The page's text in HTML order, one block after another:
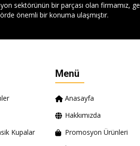
sektörünün bir parçası olan firmamız,
önemli bir konuma ulaşmıştır.
Kupalar
Menü
Anasayfa
Hakkımızda
Promosyon Ürünleri